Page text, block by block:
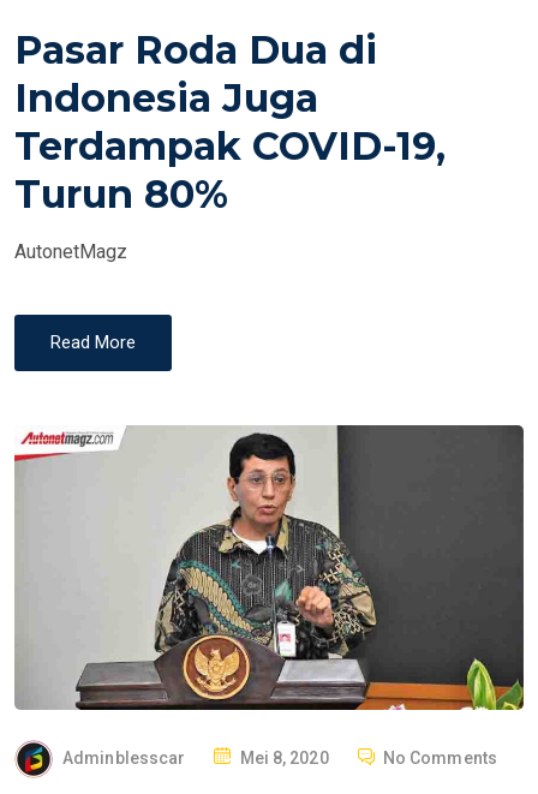
T
D
O
Pasar Roda Dua di
Indonesia Juga
Terdampak COVID-19,
Turun 80%
AutonetMagz
Read More
Adminblesscar
PMei 8, 2020 No Comments